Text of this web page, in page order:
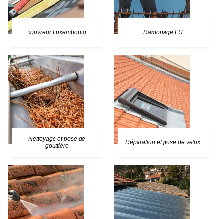
couvreur Luxembourg Ramonage LU
Nettoyage et pose de
gouttière
Réparation et pose de velux